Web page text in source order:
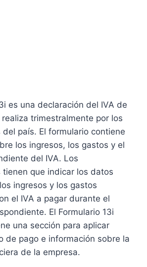
es una declaración del IVA de
realiza trimestralmente por los
país. El formulario contiene
los ingresos, los gastos y el
del IVA. Los
que indicar los datos
ingresos y los gastos
el IVA a pagar durante el
El Formulario 13i
una sección para aplicar
de pago e información sobre la
de la empresa.